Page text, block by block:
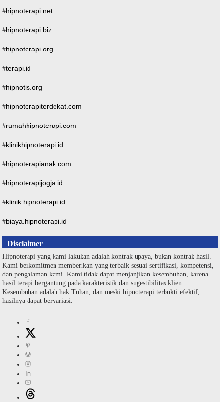
#hipnoterapi.net
#hipnoterapi.biz
#hipnoterapi.org
#terapi.id
#hipnotis.org
#hipnoterapiterdekat.com
#rumahhipnoterapi.com
#klinikhipnoterapi.id
#hipnoterapianak.com
#hipnoterapijogja.id
#klinik.hipnoterapi.id
#biaya.hipnoterapi.id
Disclaimer
Hipnoterapi yang kami lakukan adalah kontrak upaya, bukan kontrak hasil.
Kami berkomitmen memberikan yang terbaik sesuai sertifikasi, kompetensi,
dan pengalaman kami. Kami tidak dapat menjanjikan kesembuhan, karena
hasil terapi bergantung pada karakteristik dan sugestibilitas klien.
Kesembuhan adalah hak Tuhan, dan meski hipnoterapi terbukti efektif,
hasilnya dapat bervariasi.